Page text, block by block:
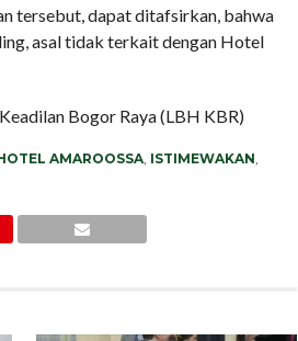
tersebut, dapat ditafsirkan, bahwa
asal tidak terkait dengan Hotel
Bogor Raya (LBH KBR)
AMAROOSSA, ISTIMEWAKAN,